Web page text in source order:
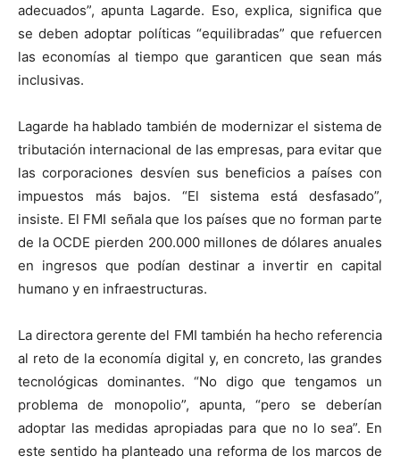
adecuados”, apunta Lagarde. Eso, explica, significa que
se deben adoptar políticas “equilibradas” que refuercen
las economías al tiempo que garanticen que sean más
inclusivas.
Lagarde ha hablado también de modernizar el sistema de
tributación internacional de las empresas, para evitar que
las corporaciones desvíen sus beneficios a países con
impuestos más bajos. “El sistema está desfasado”,
insiste. El FMI señala que los países que no forman parte
de la OCDE pierden 200.000 millones de dólares anuales
en ingresos que podían destinar a invertir en capital
humano y en infraestructuras.
La directora gerente del FMI también ha hecho referencia
al reto de la economía digital y, en concreto, las grandes
tecnológicas dominantes. “No digo que tengamos un
problema de monopolio”, apunta, “pero se deberían
adoptar las medidas apropiadas para que no lo sea”. En
este sentido ha planteado una reforma de los marcos de